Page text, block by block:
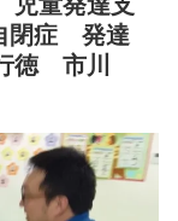
閉症 発達
徳 市川